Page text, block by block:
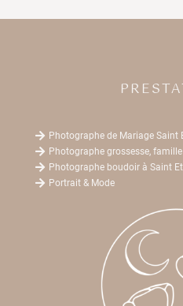
 Photographe de Mariage Saint
 Photographe grossesse,
 Photographe boudoir à Saint
 Portrait & Mode